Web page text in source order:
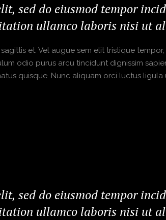
sed do eiusmod tempor
ullamco laboris nisi ut
et. Vel augue sem elit tristique
odio purus arcu tincidunt dignissim
quisque. Nunc aliquam orci luctus
sed do eiusmod tempor
ullamco laboris nisi ut